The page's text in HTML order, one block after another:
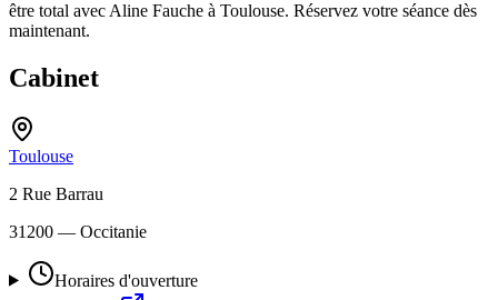
être total avec Aline Fauche à Toulouse. Réservez votre séance dès
maintenant.
Cabinet
Toulouse
2 Rue Barrau
31200 — Occitanie
Horaires d'ouverture